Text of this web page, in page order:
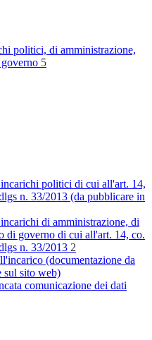
politici, di amministrazione,
5
politici di cui all'art. 14,
n. 33/2013 (da pubblicare in
di amministrazione, di
di governo di cui all'art. 14, co.
n. 33/2013 2
(documentazione da
sul sito web)
comunicazione dei dati